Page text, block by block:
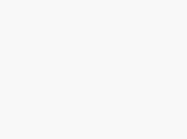
hay xấu cho
7 việc chính: cao nhất là
sự) và gặp Sao Thiên Hình
như bảng dưới.